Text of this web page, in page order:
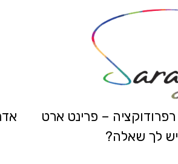
רפרודוקציה – פרינט ארט
יש לך שאלה?